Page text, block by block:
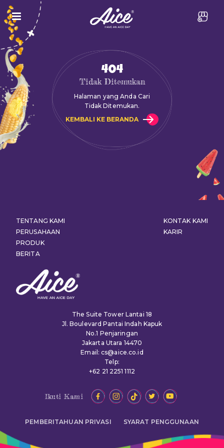
404
Tidak Ditemukan
Halaman yang Anda Cari
Tidak Ditemukan.
KEMBALI KE BERANDA
The Suite Tower Lantai 18
Jl. Boulevard Pantai Indah Kapuk
No.1 Penjaringan
Jakarta Utara 14470
Email: cs@aice.co.id
Telp:
+62 21 2251 1112
TENTANG KAMI
PERUSAHAAN
PRODUK
BERITA
KONTAK KAMI
KARIR
Ikuti Kami
PEMBERITAHUAN PRIVASI SYARAT PENGGUNAAN